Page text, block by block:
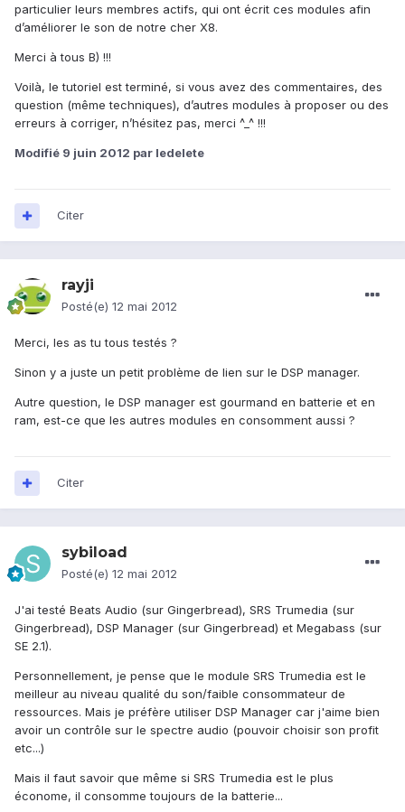
particulier leurs membres actifs, qui ont écrit ces modules afin
d’améliorer le son de notre cher X8.
Merci à tous B) !!!
Voilà, le tutoriel est terminé, si vous avez des commentaires, des
question (même techniques), d’autres modules à proposer ou des
erreurs à corriger, n’hésitez pas, merci ^_^ !!!
Modifié 9 juin 2012 par ledelete
Citer
rayji
Posté(e) 12 mai 2012
Merci, les as tu tous testés ?
Sinon y a juste un petit problème de lien sur le DSP manager.
Autre question, le DSP manager est gourmand en batterie et en
ram, est-ce que les autres modules en consomment aussi ?
Citer
sybiload
Posté(e) 12 mai 2012
J'ai testé Beats Audio (sur Gingerbread), SRS Trumedia (sur
Gingerbread), DSP Manager (sur Gingerbread) et Megabass (sur
SE 2.1).
Personnellement, je pense que le module SRS Trumedia est le
meilleur au niveau qualité du son/faible consommateur de
ressources. Mais je préfère utiliser DSP Manager car j'aime bien
avoir un contrôle sur le spectre audio (pouvoir choisir son profit
etc...)
Mais il faut savoir que même si SRS Trumedia est le plus
économe, il consomme toujours de la batterie...